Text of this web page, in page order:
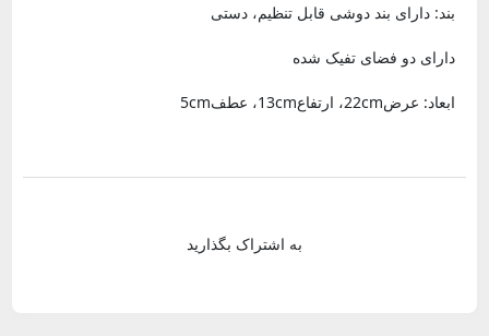
بند: دارای بند دوشی قابل تنظیم، دستی
دارای دو فضای تفیک شده
ابعاد: عرض22cm، ارتفاع13cm، عطف5cm
به اشتراک بگذارید